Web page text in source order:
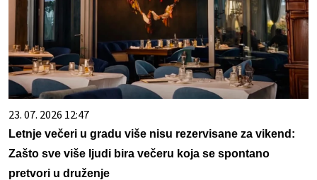
23. 07. 2026 12:47
Letnje večeri u gradu više nisu rezervisane za vikend:
Zašto sve više ljudi bira večeru koja se spontano
pretvori u druženje